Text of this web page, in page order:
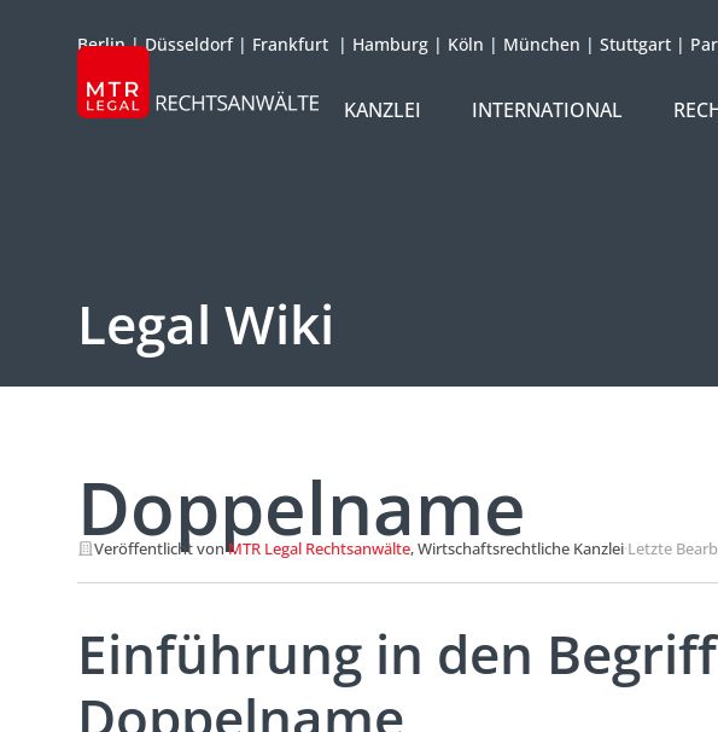
Berlin|Düsseldorf| Frankfurt | Hamburg | Köln | München | Stuttgart |
KANZLEI
INTERNATIONAL
Legal Wiki
Doppelname
Veröffentlicht vonMTR Legal Rechtsanwälte, Wirtschaftsrechtliche Kanzlei·Letzte
Einführung in den Begriff
Doppelname